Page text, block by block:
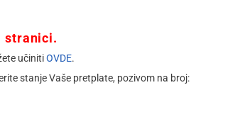
stranici.
učinitiOVDE.
stanje Vaše pretplate, pozivom na broj: